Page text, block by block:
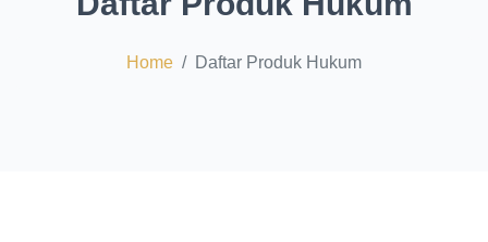
Home Daftar Produk Hukum